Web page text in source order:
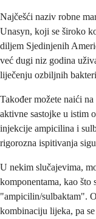
Najčešći naziv robne
Unasyn, koji se široko
diljem Sjedinjenih
već dugi niz godina
liječenju ozbiljnih
Također možete naići
aktivne sastojke u istim
injekcije ampicilina i
rigorozna ispitivanja
U nekim slučajevima,
komponentama, kao
"ampicilin/sulbaktam".
kombinaciju lijeka, pa